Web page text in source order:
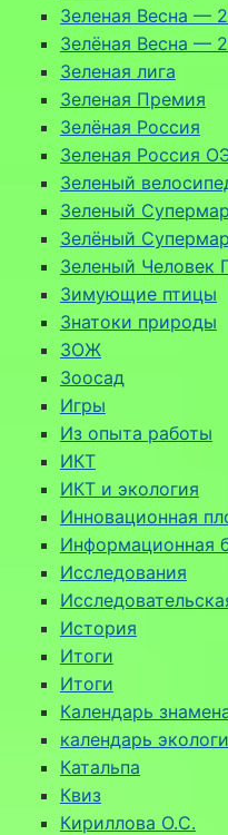
Зеленая Весна —
Зелёная Весна —
Зеленая лига
Зеленая Премия
Зелёная Россия
Зеленая Россия
Зеленый
Зеленый
Зелёный
Зеленый Человек
Зимующие птицы
Знатоки природы
ЗОЖ
Зоосад
Игры
Из опыта работы
ИКТ
ИКТ и экология
Инновационная
Информационная
Исследования
История
Итоги
Итоги
Календарь
календарь
Катальпа
Квиз
Кириллова О.С.